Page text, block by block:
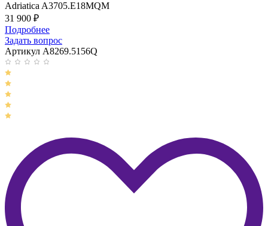
Adriatica A3705.E18MQM
31 900 ₽
Подробнее
Задать вопрос
Артикул A8269.5156Q